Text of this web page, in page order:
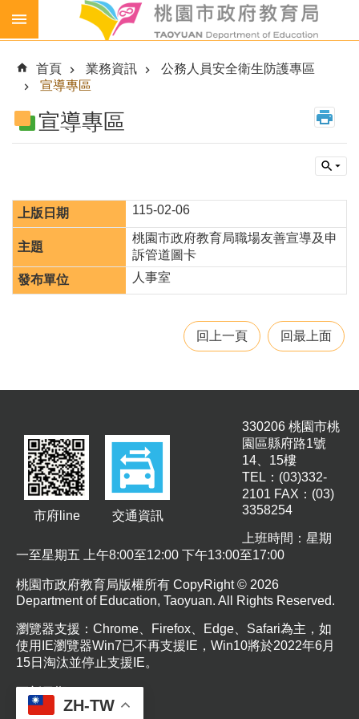
跳到主要內容區塊
ZH-TW
生
乳
免
午
餐
各
級
學
所
習
資
源
進
尋
組
織
介
紹
首頁 業務資訊
公務人員安全衛生防護專區
宣導專區
宣導專區
115-02-06
桃園市政府教育局職場友善宣導及申
訴管道圖卡
人事室
回上一頁 回最上面
市府line 交通資訊
330206 桃園市桃
園區縣府路1號
14、15樓
TEL：(03)332-
2101 FAX：(03)
3358254
上班時間：星期
一至星期五 上午8:00至12:00 下午13:00至17:00
桃園市政府教育局版權所有 CopyRight © 2026
Department of Education, Taoyuan. All Rights Reserved.
瀏覽器支援：Chrome、Firefox、Edge、Safari為主，如
使用IE瀏覽器Win7已不再支援IE，Win10將於2022年6月
15日淘汰並停止支援IE。
更新日期
瀏覽人次53